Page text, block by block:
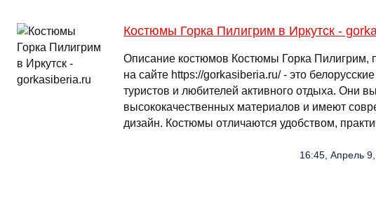
Костюмы Горка Пилигрим в Иркутск -
Описание костюмов Костюмы Горка Пилигрим,
на сайте https://gorkasiberia.ru/ - это
туристов и любителей активного отдыха. Они
высококачественных материалов и имеют
дизайн. Костюмы отличаются удобством,
16:45, Апрель